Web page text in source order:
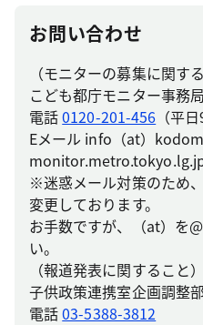
お問い合わせ
（モニターの募集に関す
こども都庁モニター事務局
電話0120-201-456 （平
Eメール info（at）
※迷惑メール対策のため
変更しております。
お手数ですが、（at）を
い。
（報道発表に関すること）
子供政策連携室企画調整
電話03-5388-3812